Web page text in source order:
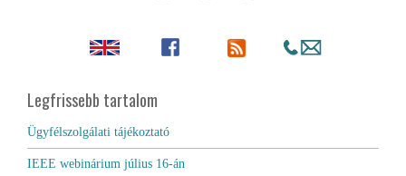
Legfrissebb tartalom
Ügyfélszolgálati tájékoztató
IEEE webinárium július 16-án